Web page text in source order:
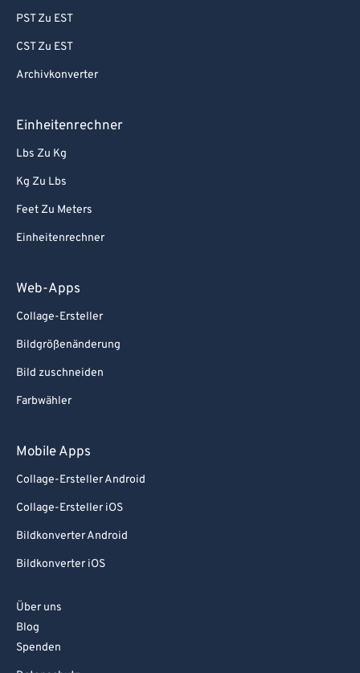
PST Zu EST
CST Zu EST
Archivkonverter
Einheitenrechner
Lbs Zu Kg
Kg Zu Lbs
Feet Zu Meters
Einheitenrechner
Web-Apps
Collage-Ersteller
Bildgrößenänderung
Bild zuschneiden
Farbwähler
Mobile Apps
Collage-Ersteller Android
Collage-Ersteller iOS
Bildkonverter Android
Bildkonverter iOS
Über uns
Blog
Spenden